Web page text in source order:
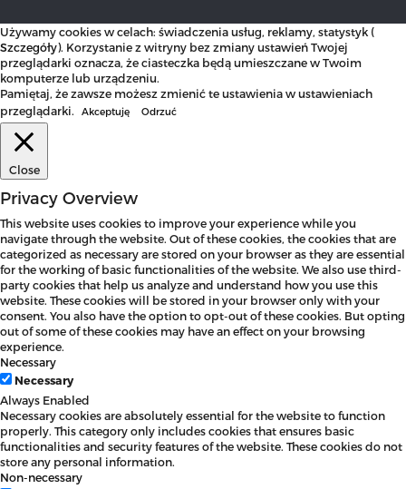
Używamy cookies w celach: świadczenia usług, reklamy, statystyk (
Szczegóły). Korzystanie z witryny bez zmiany ustawień Twojej
przeglądarki oznacza, że ciasteczka będą umieszczane w Twoim
komputerze lub urządzeniu.
Pamiętaj, że zawsze możesz zmienić te ustawienia w ustawieniach
przeglądarki.
Akceptuję Odrzuć
Close
Privacy Overview
This website uses cookies to improve your experience while you
navigate through the website. Out of these cookies, the cookies that are
categorized as necessary are stored on your browser as they are essential
for the working of basic functionalities of the website. We also use third-
party cookies that help us analyze and understand how you use this
website. These cookies will be stored in your browser only with your
consent. You also have the option to opt-out of these cookies. But opting
out of some of these cookies may have an effect on your browsing
experience.
Necessary
Necessary
Always Enabled
Necessary cookies are absolutely essential for the website to function
properly. This category only includes cookies that ensures basic
functionalities and security features of the website. These cookies do not
store any personal information.
Non-necessary